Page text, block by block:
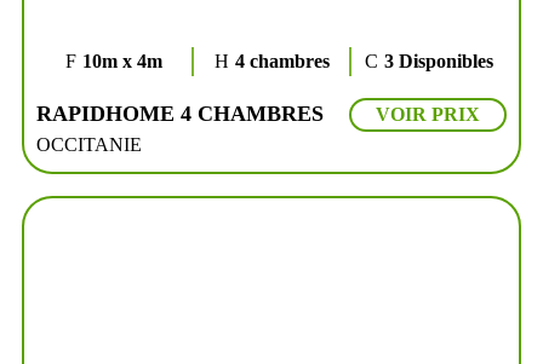
10m x 4m 4 chambres 3 Disponibles
RAPIDHOME 4 CHAMBRES
OCCITANIE
VOIR PRIX